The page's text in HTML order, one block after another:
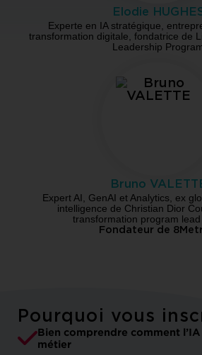
Elodie
Experte en IA stratégique,
transformation digitale, fondatrice de
Leadership
Bruno
Expert AI, GenAI et Analytics, ex
intelligence de Christian Dior
transformation program lead
Fondateur de
Pourquoi vous
Bien comprendre comment
métier